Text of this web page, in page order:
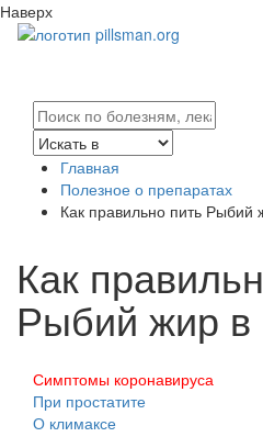
Наверх
Главная
Полезное о препаратах
Как правильно пить Рыбий
Как
Рыбий жир в
Симптомы коронавируса
При простатите
О климаксе